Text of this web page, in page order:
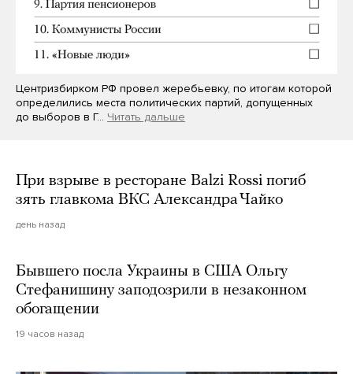
Центризбирком РФ провел жеребьевку, по итогам которой
определились места политических партий, допущенных
до выборов в Г… Читать дальше
При взрыве в ресторане Balzi Rossi погиб
зять главкома ВКС Александра Чайко
день назад
Бывшего посла Украины в США Ольгу
Стефанишину заподозрили в незаконном
обогащении
19 часов назад